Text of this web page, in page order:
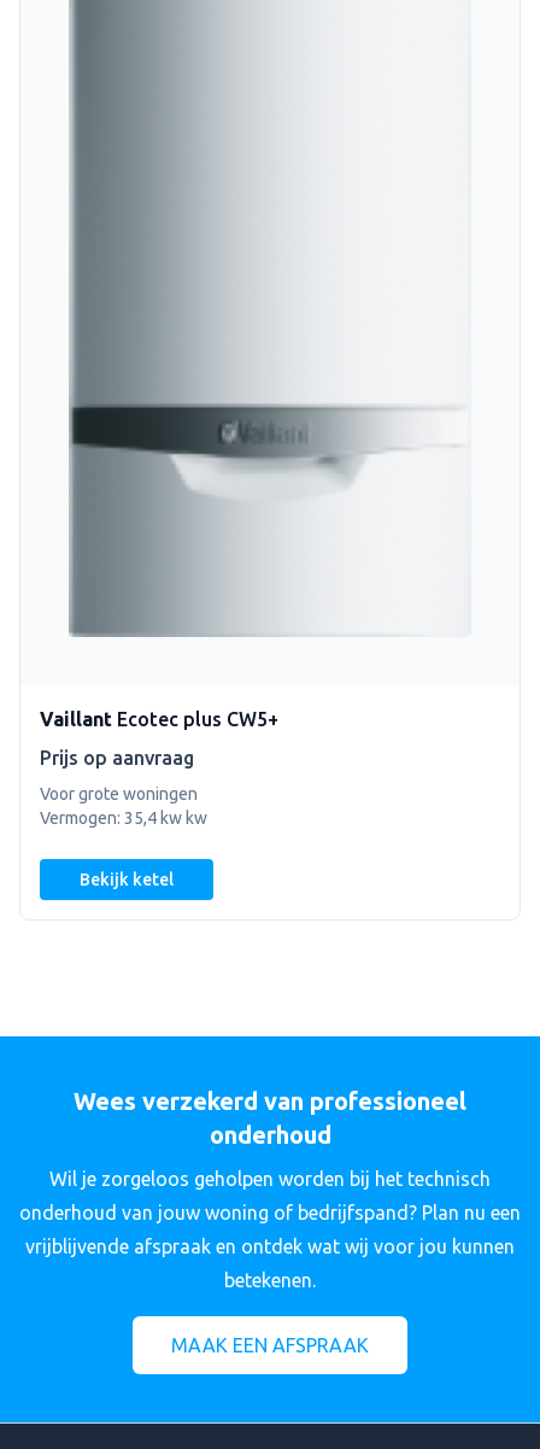
Vaillant Ecotec plus CW5+
Prijs op aanvraag
Voor grote woningen
Vermogen: 35,4 kw kw
Bekijk ketel
Wees verzekerd van professioneel
onderhoud
Wil je zorgeloos geholpen worden bij het technisch
onderhoud van jouw woning of bedrijfspand? Plan nu een
vrijblijvende afspraak en ontdek wat wij voor jou kunnen
betekenen.
MAAK EEN AFSPRAAK